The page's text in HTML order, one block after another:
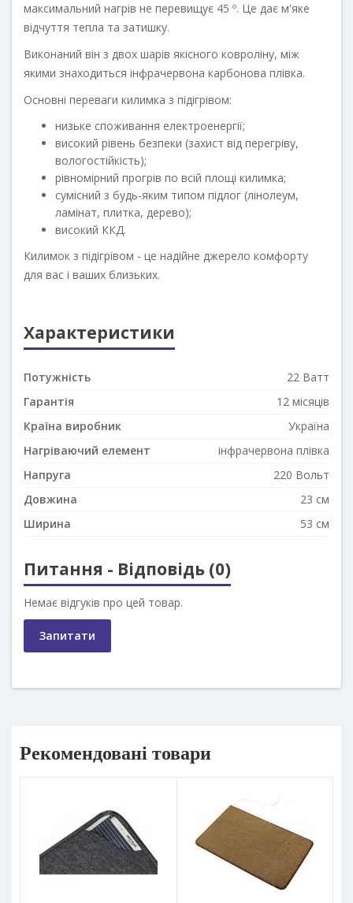
максимальний нагрів не перевищує 45 º. Це дає м'яке
відчуття тепла та затишку.
Виконаний він з двох шарів якісного ковроліну, між
якими знаходиться інфрачервона карбонова плівка.
Основні переваги килимка з підігрівом:
низьке споживання електроенергії;
високий рівень безпеки (захист від перегріву,
вологостійкість);
рівномірний прогрів по всій площі килимка;
сумісний з будь-яким типом підлог (лінолеум,
ламінат, плитка, дерево);
високий ККД.
Килимок з підігрівом - це надійне джерело комфорту
для вас і ваших близьких.
Характеристики
Потужність
22 Ватт
Гарантія
12 місяців
Країна виробник
Україна
Нагріваючий елемент
інфрачервона плівка
Напруга
220 Вольт
Довжина
23 см
Ширина
53 см
Питання - Відповідь (0)
Немає відгуків про цей товар.
Запитати
Рекомендовані товари